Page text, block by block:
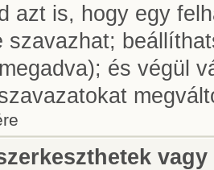
azt is, hogy egy
szavazhat;
és végül